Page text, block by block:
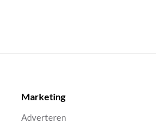
Marketing
Adverteren